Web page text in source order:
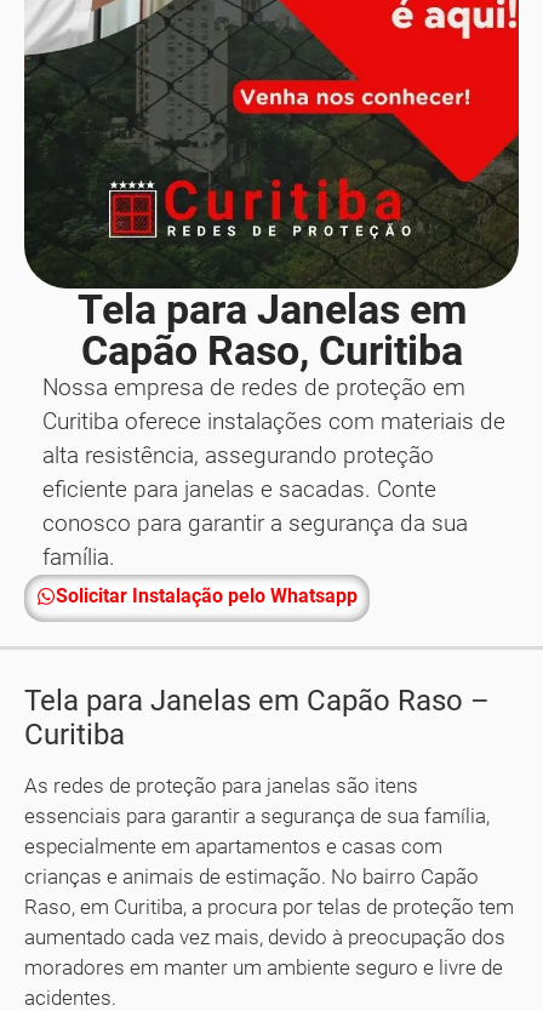
Tela para Janelas em
Capão Raso, Curitiba
Nossa empresa de redes de proteção em
Curitiba oferece instalações com materiais de
alta resistência, assegurando proteção
eficiente para janelas e sacadas. Conte
conosco para garantir a segurança da sua
família.
Solicitar Instalação pelo Whatsapp
Tela para Janelas em Capão Raso –
Curitiba
As redes de proteção para janelas são itens
essenciais para garantir a segurança de sua família,
especialmente em apartamentos e casas com
crianças e animais de estimação. No bairro Capão
Raso, em Curitiba, a procura por telas de proteção tem
aumentado cada vez mais, devido à preocupação dos
moradores em manter um ambiente seguro e livre de
acidentes.